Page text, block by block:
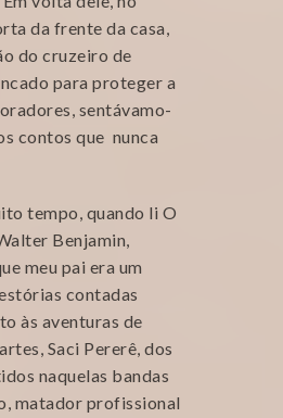
da frente da casa,
do cruzeiro de
para proteger a
sentávamo-
contos que nunca
tempo, quando li O
Benjamin,
meu pai era um
contadas
às aventuras de
Saci Pererê, dos
naquelas bandas
matador profissional